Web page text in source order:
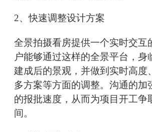
2、快速调整设计方案
全景拍摄看房提供一个实时交互
户能够通过这样的全景平台，身
建成后的景观，并做到实时高度
多方案等方面的调整。沟通的加
的报批速度，从而为项目开工争
间。